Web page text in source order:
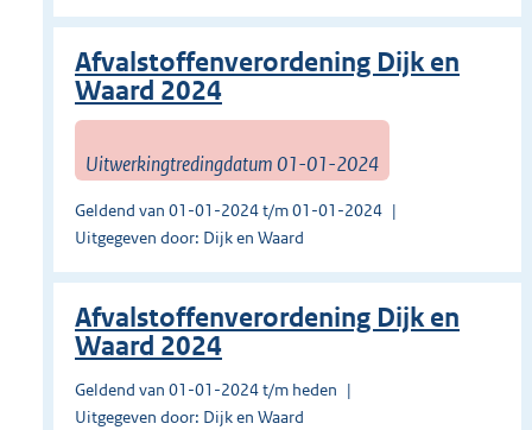
Afvalstoffenverordening Dijk en
Waard 2024
Uitwerkingtredingdatum 01-01-2024
Geldend van 01-01-2024 t/m 01-01-2024
Uitgegeven door: Dijk en Waard
Afvalstoffenverordening Dijk en
Waard 2024
Geldend van 01-01-2024 t/m heden
Uitgegeven door: Dijk en Waard